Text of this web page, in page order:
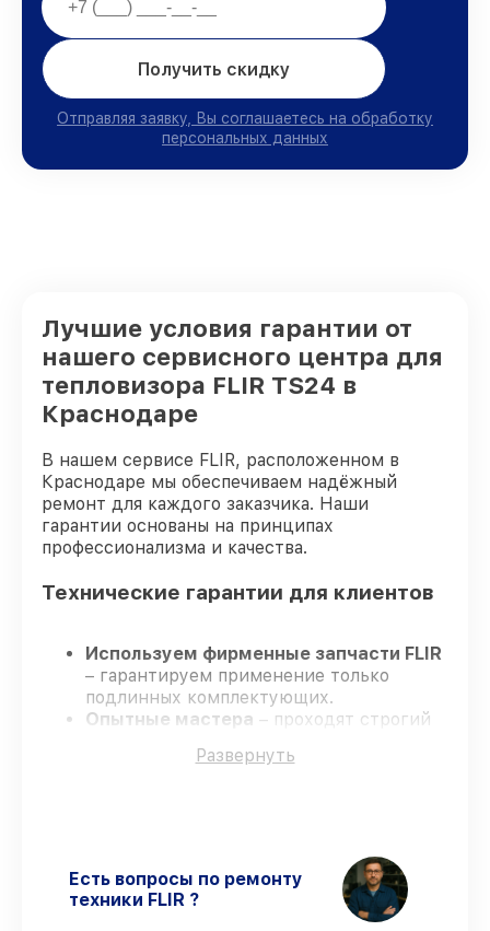
Получить скидку
Отправляя заявку, Вы соглашаетесь на обработку
персональных данных
Лучшие условия гарантии от
нашего сервисного центра для
тепловизора FLIR TS24 в
Краснодаре
В нашем сервисе FLIR, расположенном в
Краснодаре мы обеспечиваем надёжный
ремонт для каждого заказчика. Наши
гарантии основаны на принципах
профессионализма и качества.
Технические гарантии для клиентов
Используем фирменные запчасти FLIR
– гарантируем применение только
подлинных комплектующих.
Опытные мастера – проходят строгий
выполняемых работ.
Официальная гарантия
– все
ремонтные услуги и комплектующие
защищены гарантийной поддержкой до
Развернуть
Есть вопросы по ремонту
техники FLIR ?